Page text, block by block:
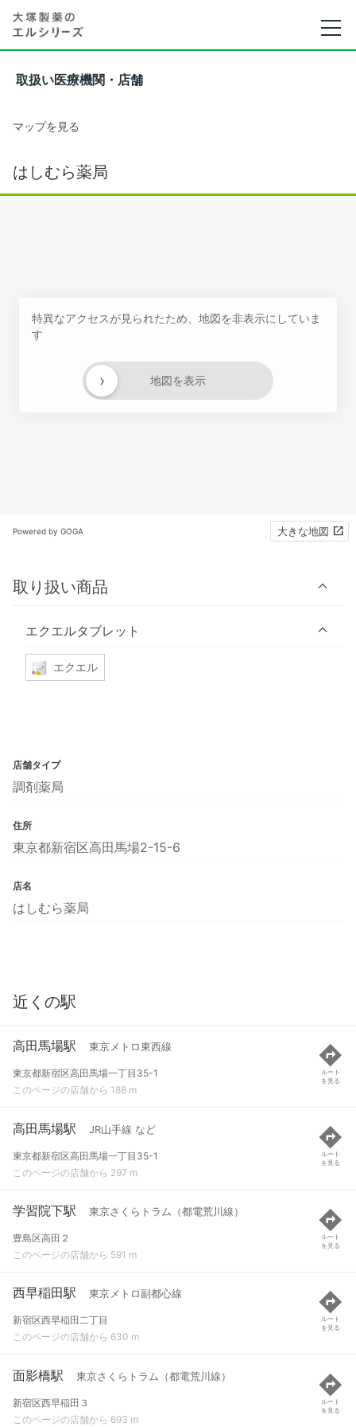
取扱い医療機関・店舗
マップを見る
はしむら薬局
特異なアクセスが見られたため、地図を非表示にしていま
す
地図を表示
›
Powered by GOGA 大きな地図
取り扱い商品
エクエルタブレット
エクエル
店舗タイプ
調剤薬局
住所
東京都新宿区高田馬場2-15-6
店名
はしむら薬局
近くの駅
高田馬場駅 東京メトロ東西線
東京都新宿区高田馬場一丁目35-1
このページの店舗から 188 m
ルート
を見る
高田馬場駅 JR山手線 など
東京都新宿区高田馬場一丁目35-1
このページの店舗から 297 m
ルート
を見る
学習院下駅 東京さくらトラム（都電荒川線）
豊島区高田２
このページの店舗から 591 m
ルート
を見る
西早稲田駅 東京メトロ副都心線
新宿区西早稲田二丁目
このページの店舗から 630 m
ルート
を見る
面影橋駅 東京さくらトラム（都電荒川線）
新宿区西早稲田３
このページの店舗から 693 m
ルート
を見る